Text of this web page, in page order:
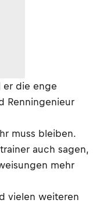
er die enge
Renningenieur
muss bleiben.
auch sagen,
mehr
vielen weiteren